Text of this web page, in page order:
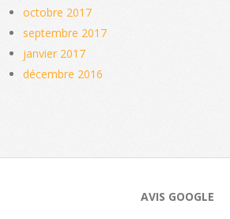
octobre 2017
septembre 2017
janvier 2017
décembre 2016
AVIS GOOGLE